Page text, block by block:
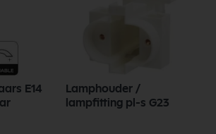
E14
Lamphouder /
lampfitting pl-s G23